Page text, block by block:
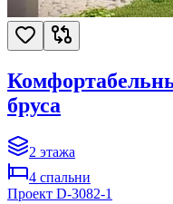
бруса
2 этажа
4 спальни
Проект D-3082-1